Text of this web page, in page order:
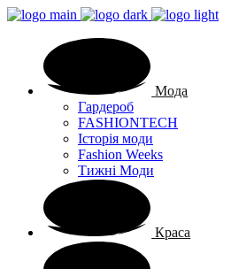
Мода
Гардероб
FASHIONTECH
Історія моди
Fashion Weeks
Тижні Моди
Краса